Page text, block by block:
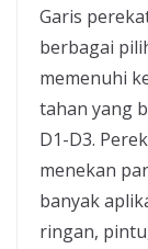
Garis
berbagai
memenuhi
tahan yang
D1-D3.
menekan
banyak
ringan,